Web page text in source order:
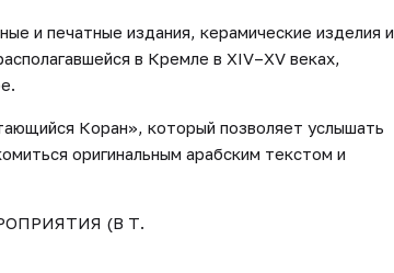
и печатные издания, керамические изделия и
в Кремле в XIV–XV веках,
Коран», который позволяет услышать
оригинальным арабским текстом и
(В Т.